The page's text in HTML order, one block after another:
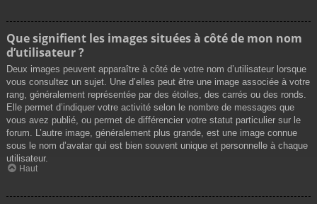
Que signifient les images situées à côté de mon nom
d’utilisateur ?
Deux images peuvent apparaître à côté de votre nom d’utilisateur lorsque
vous consultez un sujet. Une d’elles peut être une image associée à votre
rang, généralement représentée par des étoiles, des carrés ou des ronds.
Elle permet d’indiquer votre activité selon le nombre de messages que
vous avez publié, ou permet de différencier votre statut particulier sur le
forum. L’autre image, généralement plus grande, est une image connue
sous le nom d’avatar qui est bien souvent unique et personnelle à chaque
utilisateur.
Haut